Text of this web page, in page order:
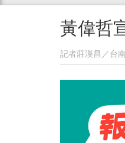
黃偉哲
記者莊漢昌／台